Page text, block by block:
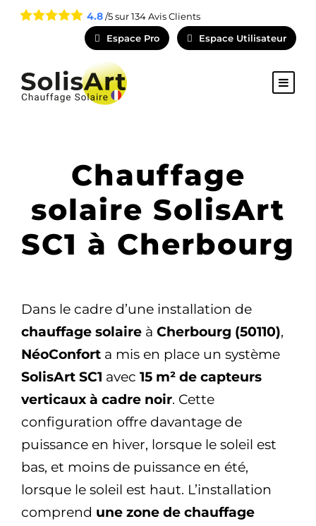
4.8/5 sur134Avis Clients
Espace Pro
Espace Utilisateur
Chauffage
solaire SolisArt
SC1 à Cherbourg
Dans le cadre d’une installation de
chauffage solaire à Cherbourg (50110),
NéoConfort a mis en place un système
SolisArt SC1 avec 15 m² de capteurs
verticaux à cadre noir. Cette
configuration offre davantage de
puissance en hiver, lorsque le soleil est
bas, et moins de puissance en été,
lorsque le soleil est haut. L’installation
comprend une zone de chauffage